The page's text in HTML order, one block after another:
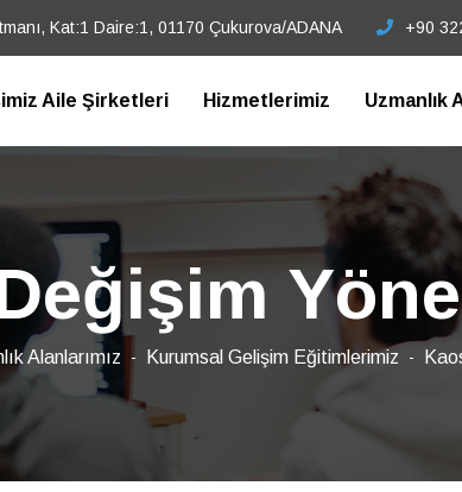
Kat:1 Daire:1, 01170 Çukurova/ADANA +90
Aile Şirketleri Hizmetlerimiz Uzmanlık
Alanlarımız Kurumsal Gelişim Eğitimlerimiz